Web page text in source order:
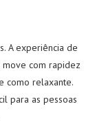
A experiência de
com rapidez
como relaxante.
para as pessoas